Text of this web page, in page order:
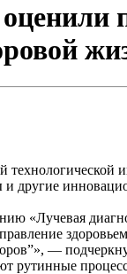
и другие
«Лучевая
—
рутинные